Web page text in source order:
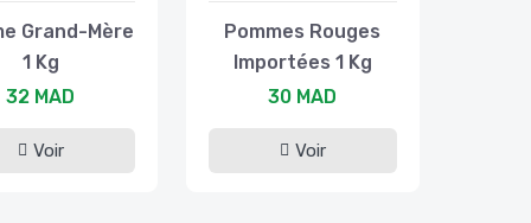
Grand-Mère
1 Kg
32 MAD
Voir
Pommes Rouges
Importées 1 Kg
30 MAD
Voir